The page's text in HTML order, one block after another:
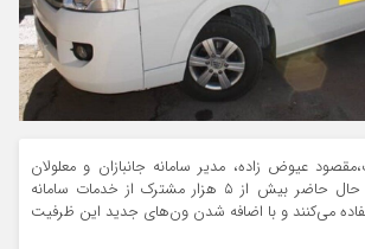
عیوض زاده، مدیر سامانه جانبازان و معلولان
شرکت واحد گفت: در حال حاضر بیش از ۵ هزار مشترک از خدمات سامانه
می‌کنند و با اضافه شدن ون‌های جدید این ظرفیت